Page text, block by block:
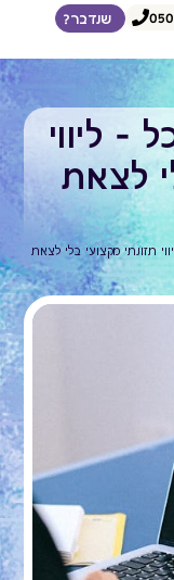
שנדבר?
– ליווי
לצאת
תזונתי מקצועי בלי לצאת